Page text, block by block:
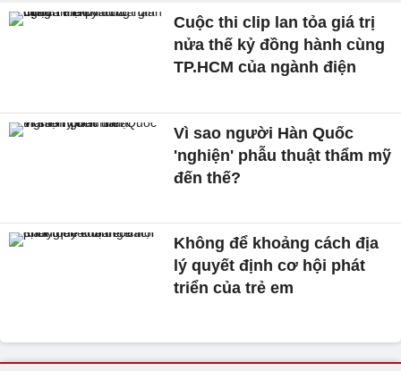
Cuộc thi clip lan tỏa giá trị
nửa thế kỷ đồng hành cùng
TP.HCM của ngành điện
Vì sao người Hàn Quốc
'nghiện' phẫu thuật thẩm mỹ
đến thế?
Không để khoảng cách địa
lý quyết định cơ hội phát
triển của trẻ em